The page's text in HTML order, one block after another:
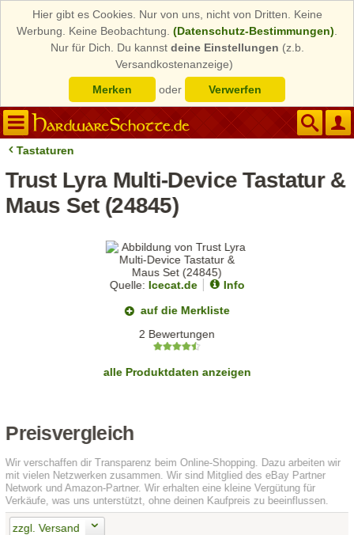
Hier gibt es Cookies. Nur von uns, nicht von Dritten. Keine
Werbung. Keine Beobachtung. (Datenschutz-Bestimmungen)
Nur für Dich. Du kannst deine Einstellungen (z.b.
Versandkostenanzeige)
Merken
oder Verwerfen
Tastaturen
Trust Lyra Multi-Device Tastatur &
Maus Set (24845)
Quelle: Icecat.de
Info
auf die Merkliste
2 Bewertungen
alle Produktdaten anzeigen
Preisvergleich
Wir verschaffen dir Transparenz beim Online-Shopping. Dazu arbeiten wir
mit vielen Netzwerken zusammen. Wir sind Mitglied des eBay Partner
Network und Amazon-Partner. Wir erhalten eine kleine Vergütung für
Verkäufe, was uns unterstützt, ohne deinen Kaufpreis zu beeinflussen.
zzgl. Versand